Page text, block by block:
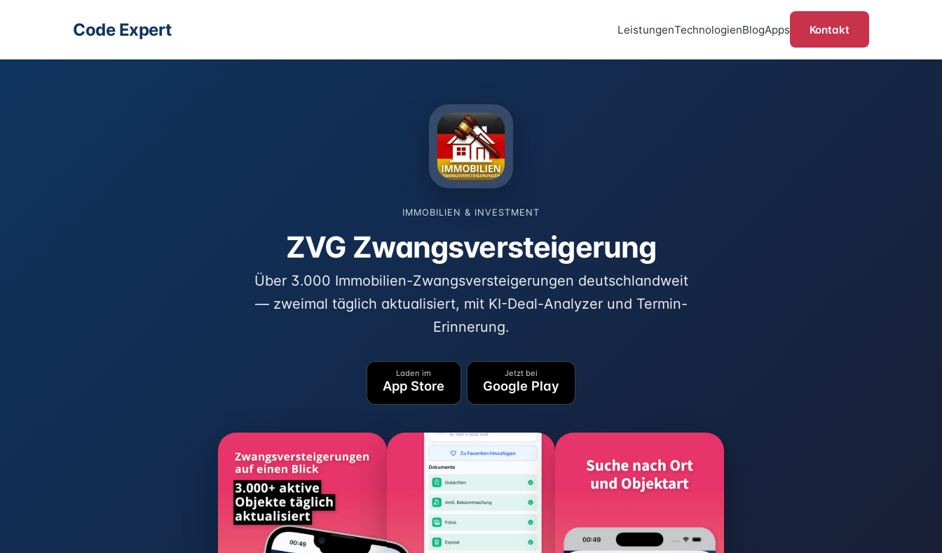
Code Expert LeistungenTechnologienBlogApps Kontakt
IMMOBILIEN & INVESTMENT
ZVG Zwangsversteigerung
Über 3.000 Immobilien-Zwangsversteigerungen deutschlandweit
— zweimal täglich aktualisiert, mit KI-Deal-Analyzer und Termin-
Erinnerung.
Laden im
App Store
Jetzt bei
Google Play